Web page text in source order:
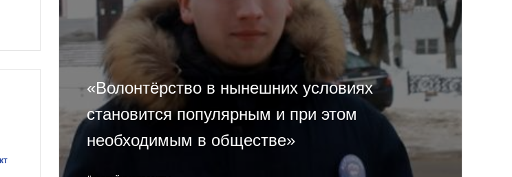
«Волонтёрство в нынешних условиях
становится популярным и при этом
необходимым в обществе»